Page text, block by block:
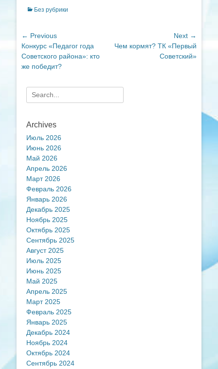
Categories
Без рубрики
Навигация
по
записям
← Previous
Previous
post:
Конкурс «Педагог года
Советского района»: кто
же победит?
Next →
Next
Чем кормят? ТК «Первый
Советский»
Search
for:
Archives
Июль 2026
Июнь 2026
Май 2026
Апрель 2026
Март 2026
Февраль 2026
Январь 2026
Декабрь 2025
Ноябрь 2025
Октябрь 2025
Сентябрь 2025
Август 2025
Июль 2025
Июнь 2025
Май 2025
Апрель 2025
Март 2025
Февраль 2025
Январь 2025
Декабрь 2024
Ноябрь 2024
Октябрь 2024
Сентябрь 2024